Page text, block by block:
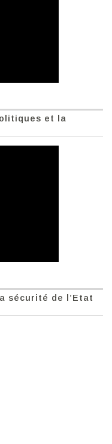
et la
sécurité de l’Etat